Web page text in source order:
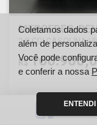
MERCEDES-
2.0 CGI GASOLINA
R$
Ano
Coletamos dados
além de
Você pode
e conferir a nossa
ENTENDI